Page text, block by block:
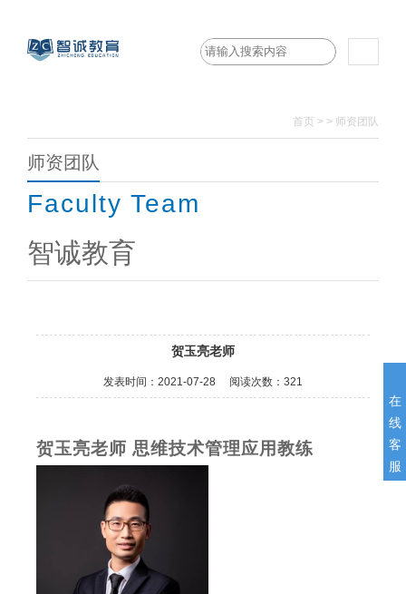
首页 > > 师资团队
师资团队
Faculty Team
智诚教育
贺玉亮老师
发表时间： 2021-07-28 阅读次数： 321
贺玉亮老师 思维技术管理应用教练
在
线
客
服